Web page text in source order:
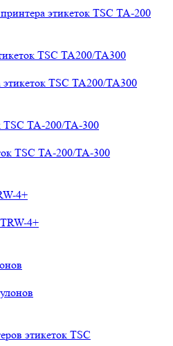
TSC TA200/TA300
TSC TA-200/TA-300
4+
этикеток TSC